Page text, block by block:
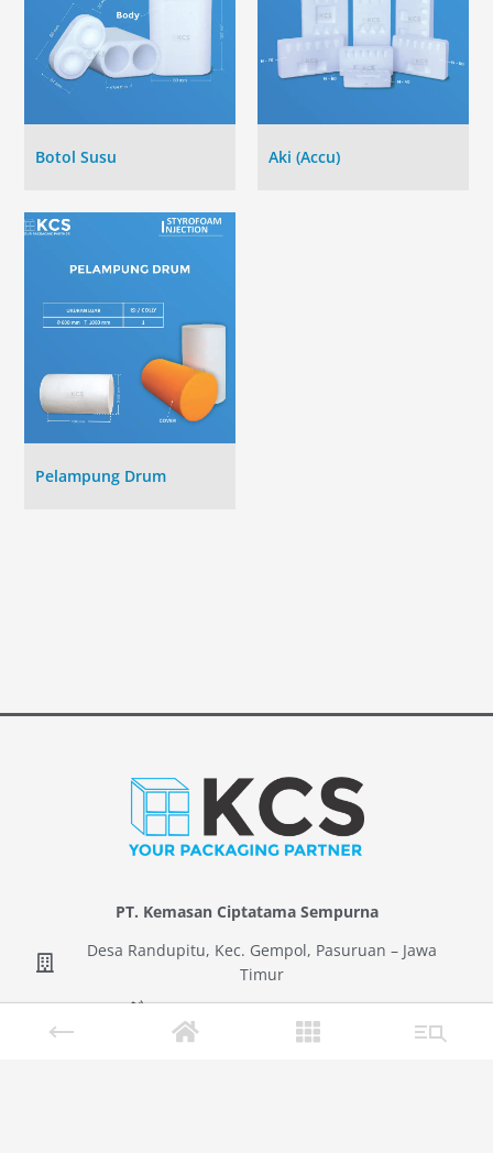
Botol Susu Aki (Accu)
Pelampung Drum
PT. Kemasan Ciptatama Sempurna
Desa Randupitu, Kec. Gempol, Pasuruan – Jawa
Timur
Telp. (0343) 633866 (Hunting)
Fax. (0343) 633236